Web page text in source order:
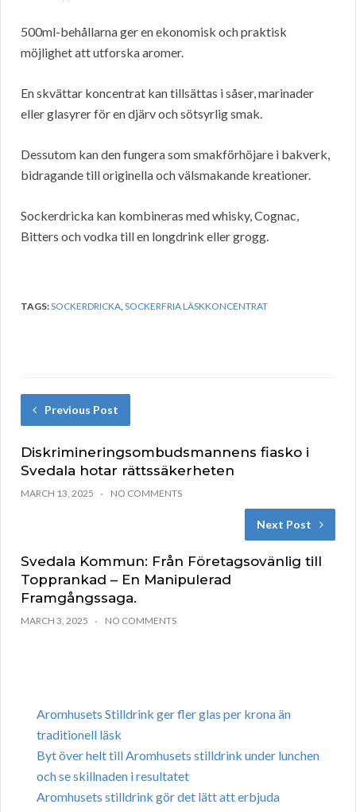
500ml-behållarna ger en ekonomisk och praktisk
möjlighet att utforska aromer.
En skvättar koncentrat kan tillsättas i såser, marinader
eller glasyrer för en djärv och sötsyrlig smak.
Dessutom kan den fungera som smakförhöjare i bakverk,
bidragande till originella och välsmakande kreationer.
Sockerdricka kan kombineras med whisky, Cognac,
Bitters och vodka till en longdrink eller grogg.
TAGS:SOCKERDRICKA,SOCKERFRIA LÄSKKONCENTRAT
Previous Post
Diskrimineringsombudsmannens fiasko i
Svedala hotar rättssäkerheten
MARCH 13, 2025 NO COMMENTS
Next Post
Svedala Kommun: Från Företagsovänlig till
Topprankad – En Manipulerad
Framgångssaga.
MARCH 3, 2025 NO COMMENTS
Aromhusets Stilldrink ger fler glas per krona än
traditionell läsk
Byt över helt till Aromhusets stilldrink under lunchen
och se skillnaden i resultatet
Aromhusets stilldrink gör det lätt att erbjuda